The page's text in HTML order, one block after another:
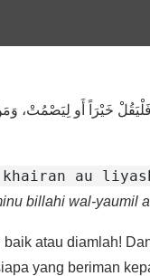
خَيْرَاً أَو لِيَصْمُتْ،
au
billahi wal-yaumil
atau diamlah!
yang beriman